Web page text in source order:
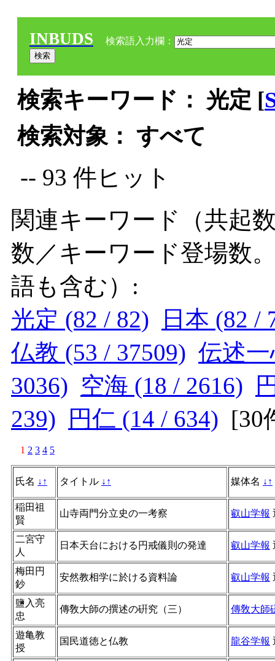
INBUDS 検索語入力欄：
検索キーワード： 光定 [
検索対象： すべて
-- 93 件ヒット
関連キーワード（共起
数／キーワード登場数
語も含む）:
光定 (82 / 82)
日本 (82 /
仏教 (53 / 37509) 伝述一
3036) 空海 (18 / 2616)
239)
円仁 (14 / 634) [30
1 2 3 4 5
氏名 ↓ ↑ タイトル ↓ ↑ 媒体名 ↓ ↑
稲田祖
賢
山寺両門分立史の一考察 叡山学報
二宮守
人
日本天台における円戒儀則の発達 叡山学報
梅田円
鈔
安然教相学に於ける資料論 叡山学報
鹽入亮
忠
傳敎大師の撰󠄁述󠄁の硏究（三） 傳敎大師
遊亀教
授
国民道徳と仏教 龍谷学報